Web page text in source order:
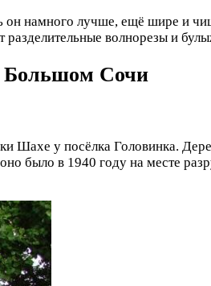
намного лучше, ещё шире и
волнорезы и
Большом Сочи
Шахе у посёлка Головинка.
было в 1940 году на месте